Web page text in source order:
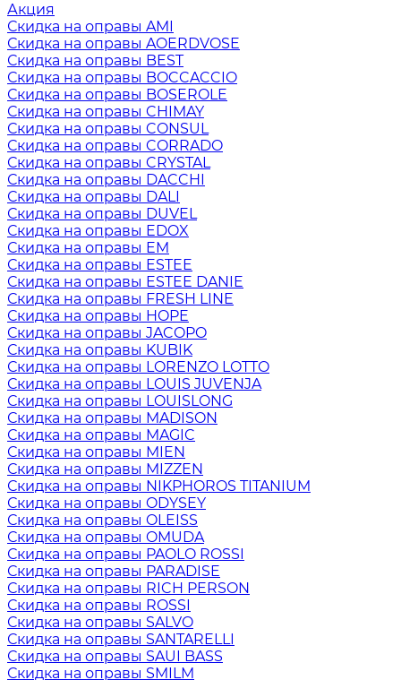
Акция
Скидка на оправы AMI
Скидка на оправы AOERDVOSE
Скидка на оправы BEST
Скидка на оправы BOCCACCIO
Скидка на оправы BOSEROLE
Скидка на оправы CHIMAY
Скидка на оправы CONSUL
Скидка на оправы CORRADO
Скидка на оправы CRYSTAL
Скидка на оправы DACCHI
Скидка на оправы DALI
Скидка на оправы DUVEL
Скидка на оправы EDOX
Скидка на оправы EM
Скидка на оправы ESTEE
Скидка на оправы ESTEE DANIE
Скидка на оправы FRESH LINE
Скидка на оправы HOPE
Скидка на оправы JACOPO
Скидка на оправы KUBIK
Скидка на оправы LORENZO LOTTO
Скидка на оправы LOUIS JUVENJA
Скидка на оправы LOUISLONG
Скидка на оправы MADISON
Скидка на оправы MAGIC
Скидка на оправы MIEN
Скидка на оправы MIZZEN
Скидка на оправы NIKPHOROS TITANIUM
Скидка на оправы ODYSEY
Скидка на оправы OLEISS
Скидка на оправы OMUDA
Скидка на оправы PAOLO ROSSI
Скидка на оправы PARADISE
Скидка на оправы RICH PERSON
Скидка на оправы ROSSI
Скидка на оправы SALVO
Скидка на оправы SANTARELLI
Скидка на оправы SAUI BASS
Скидка на оправы SMILM